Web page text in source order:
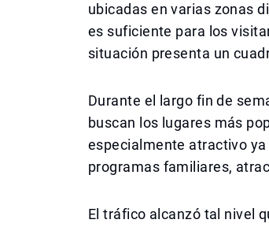
ubicadas en varias zonas
es suficiente para los
situación presenta un
Durante el largo fin de
buscan los lugares más
especialmente atractivo
programas familiares,
El tráfico alcanzó tal nivel